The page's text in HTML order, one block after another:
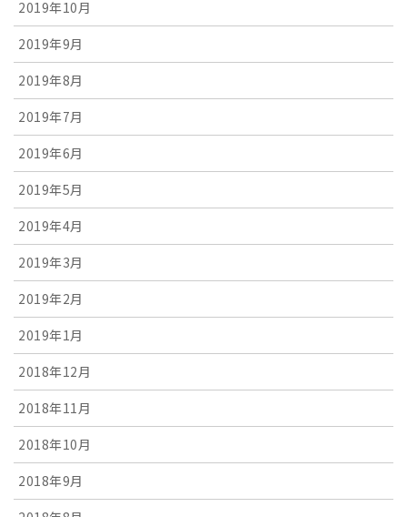
2019年10月
2019年9月
2019年8月
2019年7月
2019年6月
2019年5月
2019年4月
2019年3月
2019年2月
2019年1月
2018年12月
2018年11月
2018年10月
2018年9月